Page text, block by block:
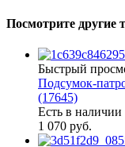
Посмотрите другие
Быстрый
Подсумок-
(17645)
Есть в наличии
1 070 руб.